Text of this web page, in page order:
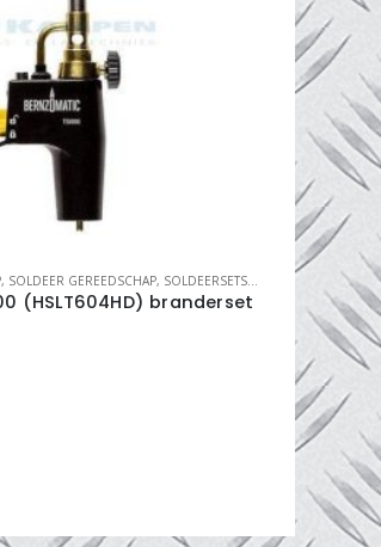
, SOLDEER GEREEDSCHAP, SOLDEERSETS HARDSOLDEER
(HSLT604HD) branderset
AUTOGEEN
HL
(1000ltr/
€ 147,00